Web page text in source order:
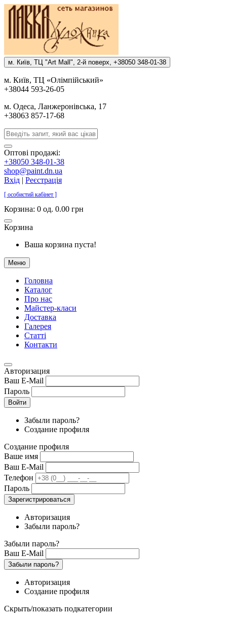
м. Киïв, ТЦ "Art Mall", 2-й поверх, +38050 348-01-38
м. Киïв, ТЦ «Олiмпiйський»
+38044 593-26-05
м. Одеса, Ланжеронiвська, 17
+38063 857-17-68
Оптові продажі:
+38050 348-01-38
shop@paint.dn.ua
Вхід | Реєстрація
[ особистий кабінет ]
Корзина: 0 од. 0.00 грн
Корзина
Ваша корзина пуста!
Меню
Головна
Каталог
Про нас
Майстер-класи
Доставка
Галерея
Статтi
Контакти
Авторизация
Ваш E-Mail
Пароль
Войти
Забыли пароль?
Создание профиля
Создание профиля
Ваше имя
Ваш E-Mail
Телефон
Пароль
Зарегистрироваться
Авторизация
Забыли пароль?
Забыли пароль?
Ваш E-Mail
Забыли пароль?
Авторизация
Создание профиля
Скрыть/показать подкатегории